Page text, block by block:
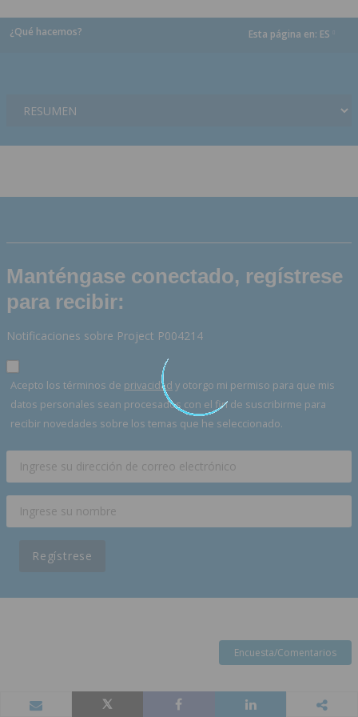
¿Qué hacemos? Esta página en: ES
Manténgase conectado, regístrese
para recibir:
Notificaciones sobre Project P004214
Acepto los términos de privacidad y otorgo mi permiso para que mis
datos personales sean procesados con el fin de suscribirme para
recibir novedades sobre los temas que he seleccionado.
Regístrese
Encuesta/Comentarios